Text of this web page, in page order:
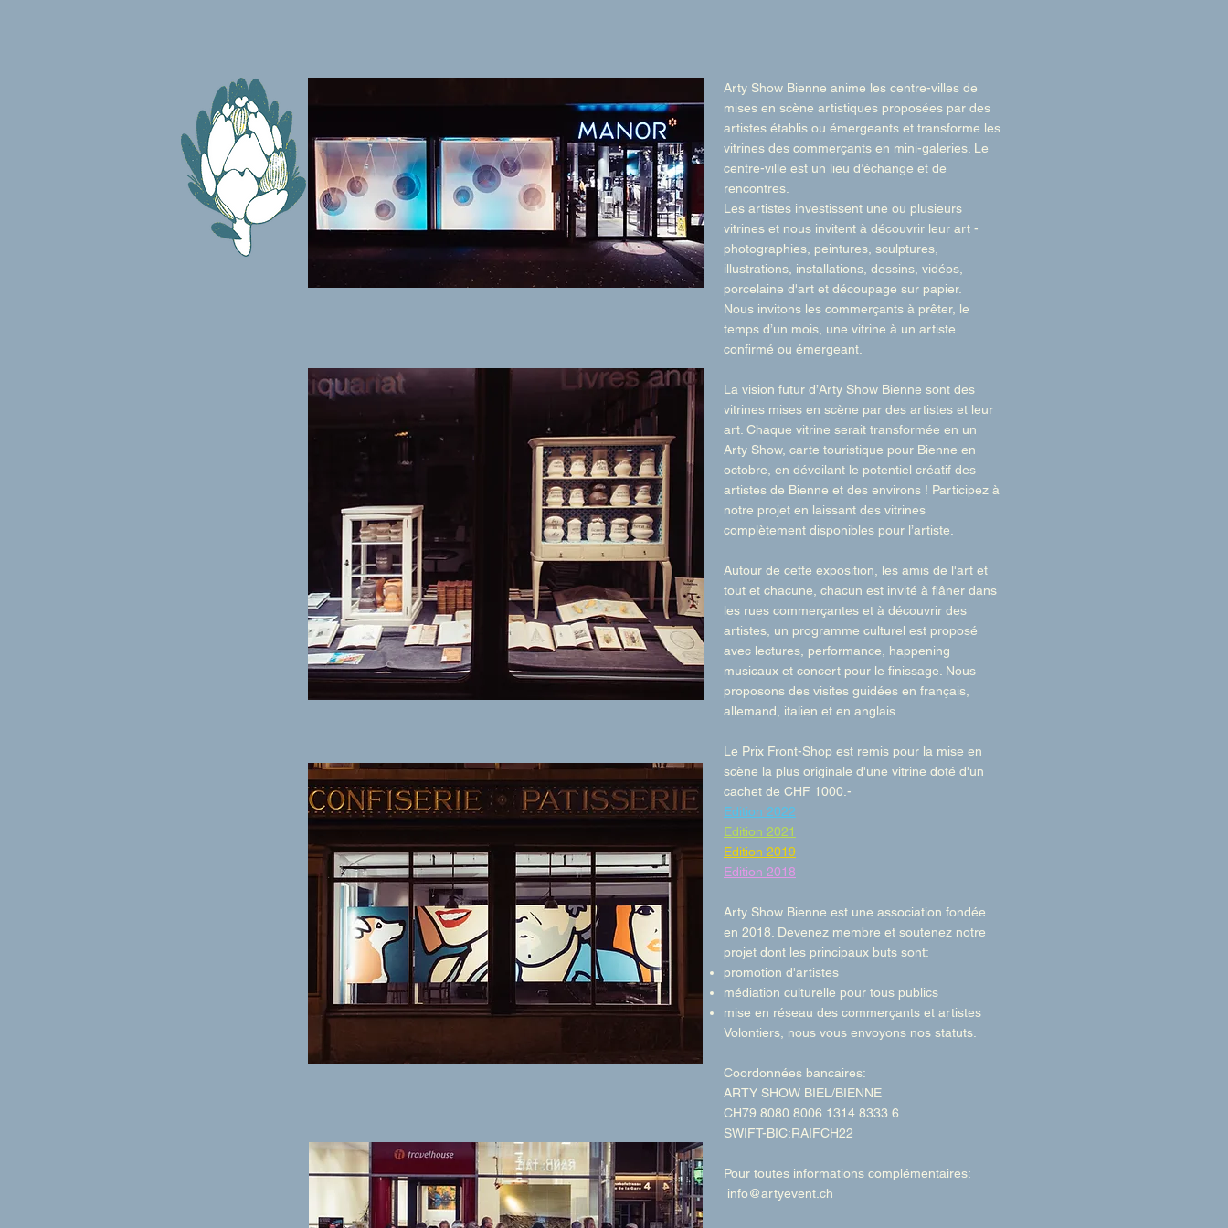
Arty Show Bienne anime les centre-villes de
mises en scène artistiques proposées par des
artistes établis ou émergeants et transforme les
vitrines des commerçants en mini-galeries. Le
centre-ville est un lieu d’échange et de
rencontres.
Les artistes investissent une ou plusieurs
vitrines et nous invitent à découvrir leur art -
photographies, peintures, sculptures,
illustrations, installations, dessins, vidéos,
porcelaine d'art et découpage sur papier.
Nous invitons les commerçants à prêter, le
temps d’un mois, une vitrine à un artiste
confirmé ou émergeant.
La vision futur d’Arty Show Bienne sont des
vitrines mises en scène par des artistes et leur
art. Chaque vitrine serait transformée en un
Arty Show, carte touristique pour Bienne en
octobre, en dévoilant le potentiel créatif des
artistes de Bienne et des environs ! Participez à
notre projet en laissant des vitrines
complètement disponibles pour l’artiste.
Autour de cette exposition, les amis de l'art et
tout et chacune, chacun est invité à flâner dans
les rues commerçantes et à découvrir des
artistes, un programme culturel est proposé
avec lectures, performance, happening
musicaux et concert pour le finissage. Nous
proposons des visites guidées en français,
allemand, italien et en anglais.
Le Prix Front-Shop est remis pour la mise en
scène la plus originale d'une vitrine doté d'un
cachet de CHF 1000.-
Edition 2022
Edition 2021
Edition 2019
Edition 2018
Arty Show Bienne est une association fondée
en 2018. Devenez membre et soutenez notre
projet dont les principaux buts sont:
promotion d'artistes
médiation culturelle pour tous publics
mise en réseau des commerçants et artistes
Volontiers, nous vous envoyons nos statuts. ​
Coordonnées bancaires:
ARTY SHOW BIEL/BIENNE
CH79 8080 8006 1314 8333 6
SWIFT-BIC:RAIFCH22
Pour toutes informations complémentaires:
info@artyevent.ch